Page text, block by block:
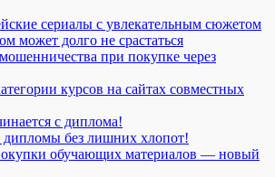
сериалы с увлекательным сюжетом
может долго не срастаться
при покупке через
курсов на сайтах совместных
с диплома!
дипломы без лишних хлопот!
обучающих материалов — новый